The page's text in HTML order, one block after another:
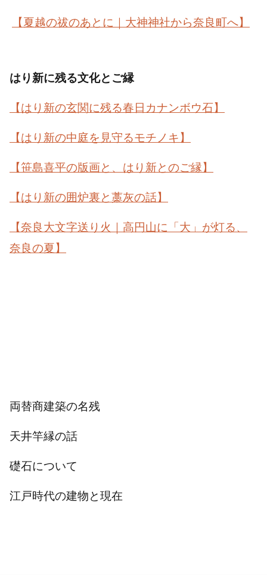
【夏越の祓のあとに｜大神神社から奈良町へ】
はり新に残る文化とご縁
【はり新の玄関に残る春日カナンボウ石】
【はり新の中庭を見守るモチノキ】
【笹島喜平の版画と、はり新とのご縁】
【はり新の囲炉裏と藁灰の話】
【奈良大文字送り火｜高円山に「大」が灯る、
奈良の夏】
両替商建築の名残
天井竿縁の話
礎石について
江戸時代の建物と現在